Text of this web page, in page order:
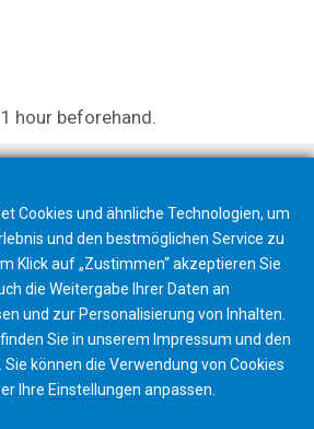
hour beforehand.
Cookies und ähnliche Technologien, um
und den bestmöglichen Service zu
Klick auf „Zustimmen“ akzeptieren Sie
die Weitergabe Ihrer Daten an
und zur Personalisierung von Inhalten.
Sie in unserem Impressum und den
. Sie können die Verwendung von Cookies
Ihre Einstellungen anpassen.